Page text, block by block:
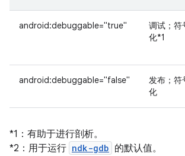
android:debuggable="true"
调试；符
化*1
android:debuggable="false"
发布；符
化
*1：有助于进行剖析。
*2：用于运行 ndk-gdb 的默认值。